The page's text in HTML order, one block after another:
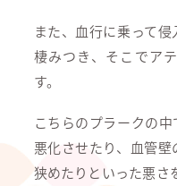
また、血行に乗って
棲みつき、そこでア
す。
こちらのプラークの
悪化させたり、血管
狭めたりといった悪さ